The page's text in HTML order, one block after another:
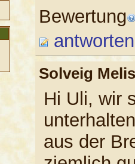
Bewertung
antworten
Solveig
Hi Uli, wir
aus der